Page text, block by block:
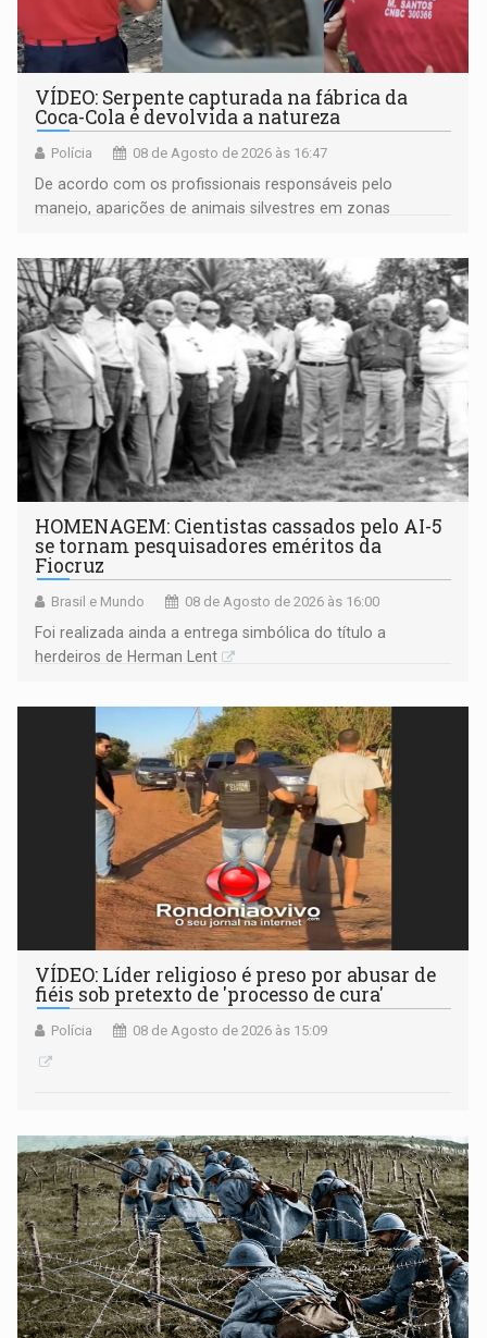
VÍDEO: Serpente capturada na fábrica da
Coca-Cola é devolvida a natureza
Polícia 08 de Agosto de 2026 às 16:47
De acordo com os profissionais responsáveis pelo
manejo, aparições de animais silvestres em zonas
HOMENAGEM: Cientistas cassados pelo AI-5
se tornam pesquisadores eméritos da
Fiocruz
Brasil e Mundo 08 de Agosto de 2026 às 16:00
Foi realizada ainda a entrega simbólica do título a
herdeiros de Herman Lent
VÍDEO: Líder religioso é preso por abusar de
fiéis sob pretexto de 'processo de cura'
Polícia 08 de Agosto de 2026 às 15:09